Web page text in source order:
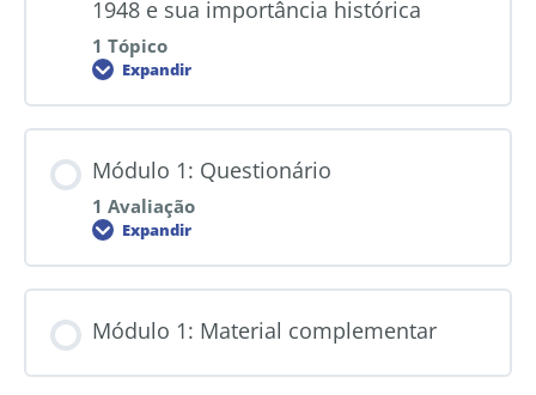
1948 e sua importância histórica
1 Tópico
Expandir
Módulo 1: Questionário
1 Avaliação
Expandir
Módulo 1: Material complementar